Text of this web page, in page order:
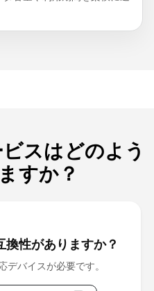
スはどのよう
すか？
換性がありますか？
デバイスが必要です。